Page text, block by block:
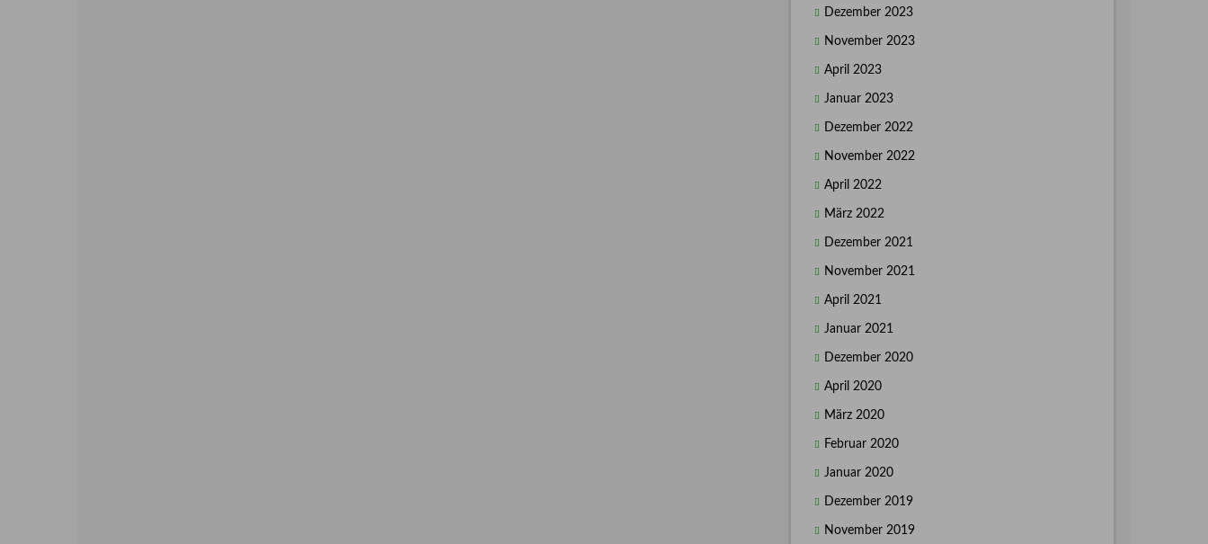
Dezember 2023
November 2023
April 2023
Januar 2023
Dezember 2022
November 2022
April 2022
März 2022
Dezember 2021
November 2021
April 2021
Januar 2021
Dezember 2020
April 2020
März 2020
Februar 2020
Januar 2020
Dezember 2019
November 2019